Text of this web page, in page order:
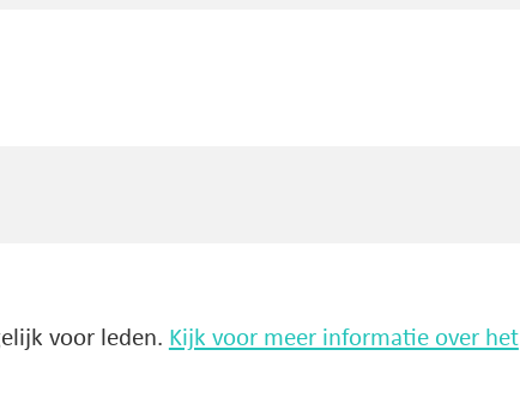
voor leden. Kijk voor meer informatie over het